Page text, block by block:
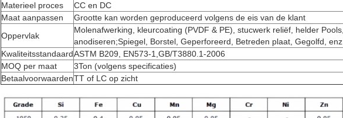
Materieel proces
CC en DC
Maat aanpassen
Grootte kan worden geproduceerd volgens de eis van de klant
Oppervlak
Molenafwerking, kleurcoating (PVDF & PE), stucwerk reliëf, helder Pools,
anodiseren;Spiegel, Borstel, Geperforeerd, Betreden plaat, Gegolfd, enz.
KwaliteitsstandaardASTM B209, EN573-1,GB/T3880.1-2006
MOQ per maat
3Ton (volgens specificaties)
BetaalvoorwaardenTT of LC op zicht